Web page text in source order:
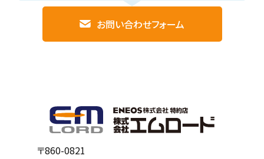
お問い合わせフォーム
〒860-0821